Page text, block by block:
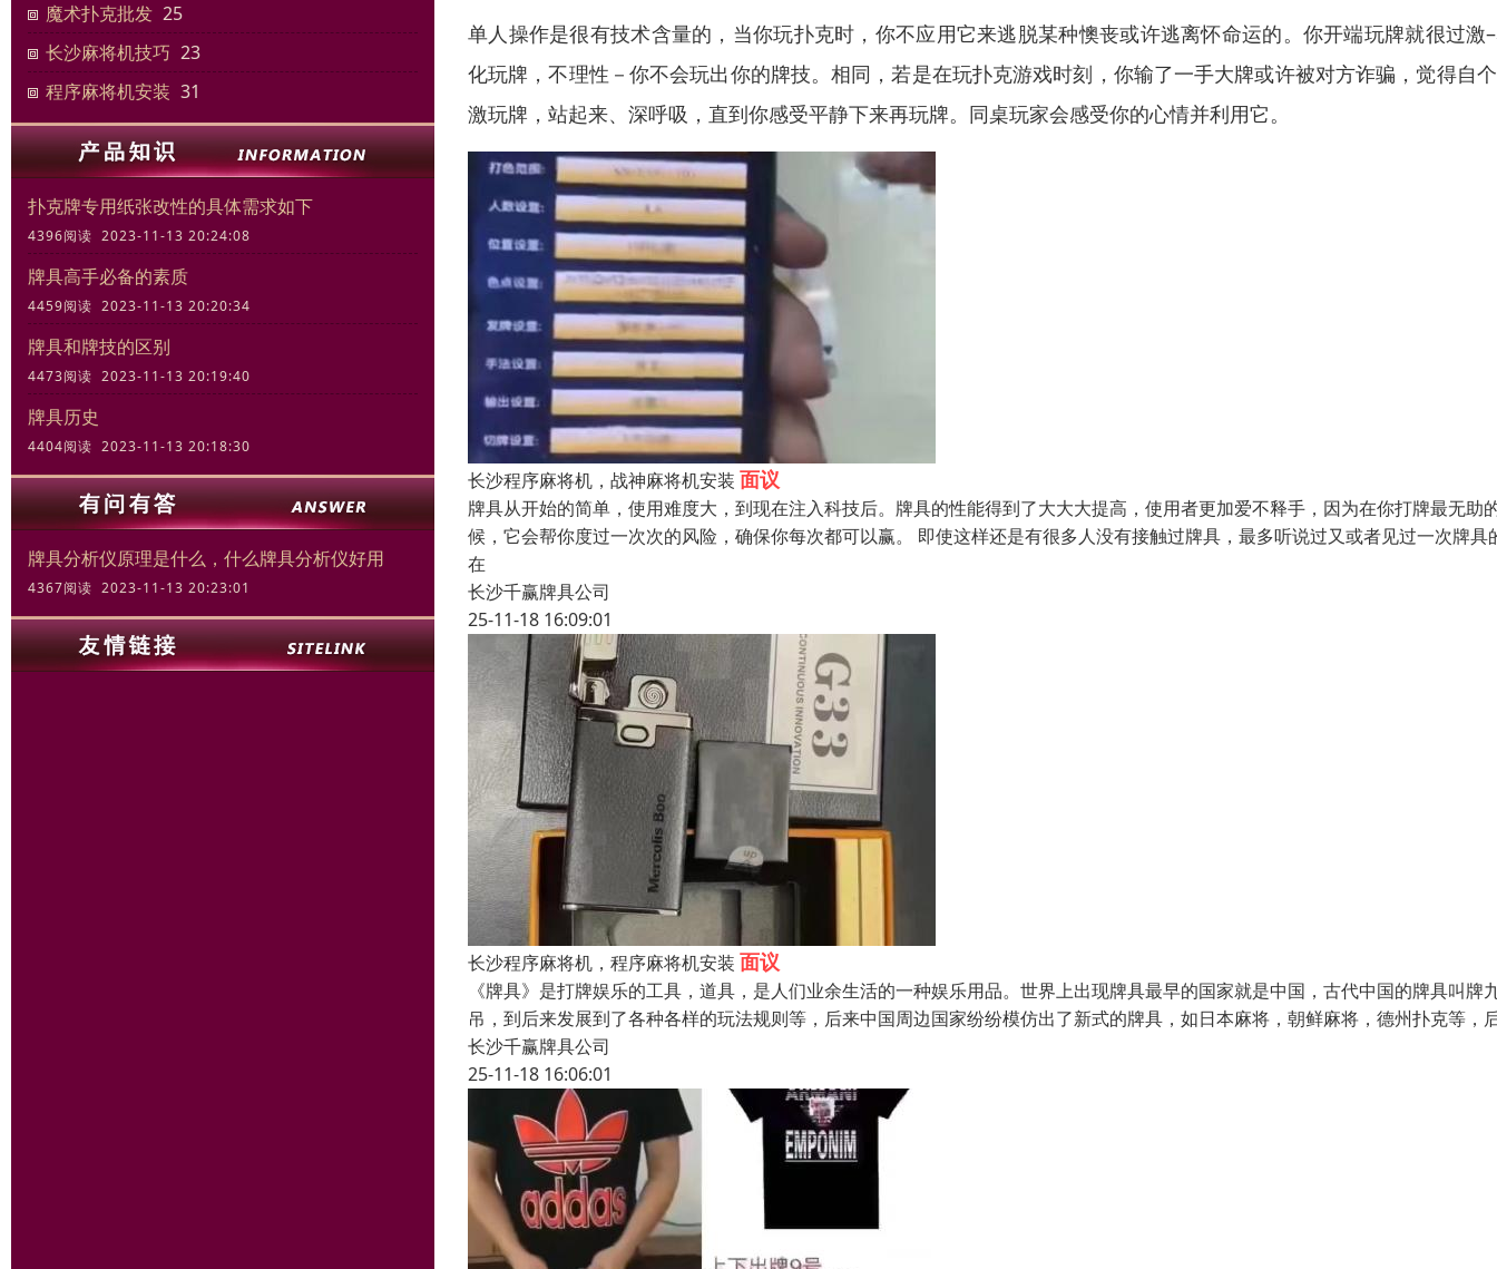
魔术扑克批发 25
长沙麻将机技巧 23
程序麻将机安装 31
扑克牌专用纸张改性的具体需求如下
4396阅读 2023-11-13 20:24:08
牌具高手必备的素质
4459阅读 2023-11-13 20:20:34
牌具和牌技的区别
4473阅读 2023-11-13 20:19:40
牌具历史
4404阅读 2023-11-13 20:18:30
牌具分析仪原理是什么，什么牌具分析仪好用
4367阅读 2023-11-13 20:23:01
单人操作是很有技术含量的，当你玩扑克时，你不应用它来逃脱某种懊丧或许逃离怀命运的。你开端玩牌就很过激
化玩牌，不理性－你不会玩出你的牌技。相同，若是在玩扑克游戏时刻，你输了一手大牌或许被对方诈骗，觉得自
激玩牌，站起来、深呼吸，直到你感受平静下来再玩牌。同桌玩家会感受你的心情并利用它。
长沙程序麻将机，战神麻将机安装 面议
牌具从开始的简单，使用难度大，到现在注入科技后。牌具的性能得到了大大大提高，使用者更加爱不释手，因为在你打牌最无助
候，它会帮你度过一次次的风险，确保你每次都可以赢。 即使这样还是有很多人没有接触过牌具，最多听说过又或者见过一次牌具
在
长沙千赢牌具公司
25-11-18 16:09:01
长沙程序麻将机，程序麻将机安装 面议
《牌具》是打牌娱乐的工具，道具，是人们业余生活的一种娱乐用品。世界上出现牌具最早的国家就是中国，古代中国的牌具叫牌
吊，到后来发展到了各种各样的玩法规则等，后来中国周边国家纷纷模仿出了新式的牌具，如日本麻将，朝鲜麻将，德州扑克等，
长沙千赢牌具公司
25-11-18 16:06:01